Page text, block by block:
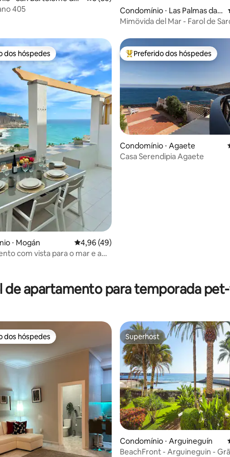
de 5, 89 avaliações
405
Condomínio ⋅ Las Palmas da
Gran Canária
Mimövida del Mar - Farol de
de 5, 74 avaliações
dos hóspedes
dos hóspedes
⋅ Mogán 4,96 de uma avaliação média de 5, 49
4,96 (49)
com vista para o mar e a
Entre os melhores preferidos
Preferido dos hóspedes
Condomínio ⋅ Agaete
Casa Serendipia Agaete
de apartamento para temporada
de 5, 166 avaliações
dos hóspedes
dos hóspedes Superhost
Superhost
Condomínio ⋅ Arguineguín
BeachFront - Arguineguin -